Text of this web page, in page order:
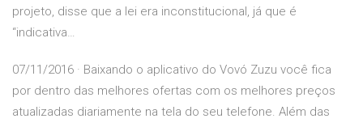
projeto, disse que a lei era inconstitucional, já que é
“indicativa…
07/11/2016 · ‎Baixando o aplicativo do Vovó Zuzu você fica
por dentro das melhores ofertas com os melhores preços
atualizadas diariamente na tela do seu telefone. Além das